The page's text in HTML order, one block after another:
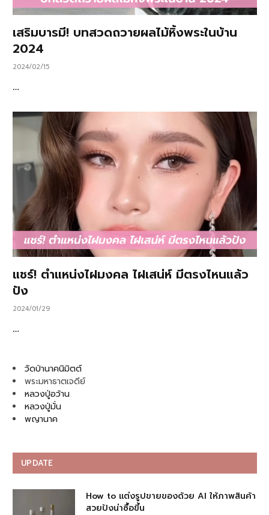
เสริมบารมี! บทสวดถวายผลไม้หิ้งพระในบ้าน
2024
2024/02/15
…
แชร์! ตำแหน่งไฝมงคล ไฝเสน่ห์ มีตรงไหนแล้ว
ปัง
2024/01/29
…
วัดป่านาคนิมิตต์
พระมหาธาตเจดีย์
หลวงปู่อว้าน
หลวงปู่มั่น
พญานาค
UPDATE
How to แต่งรูปขายของด้วย AI ให้ภาพสินค้า
สวยปังน่าซื้อขึ้น